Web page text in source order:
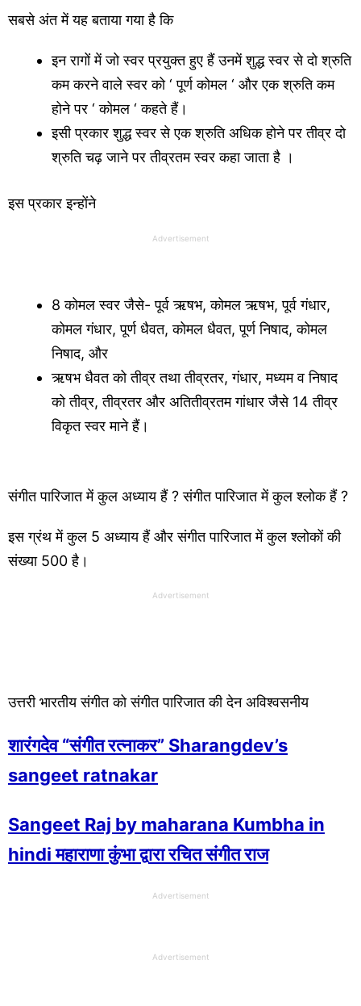
सबसे अंत में यह बताया गया है कि
इन रागों में जो स्वर प्रयुक्त हुए हैं उनमें शुद्ध स्वर से दो श्रुति
कम करने वाले स्वर को ‘ पूर्ण कोमल ‘ और एक श्रुति कम
होने पर ‘ कोमल ‘ कहते हैं।
इसी प्रकार शुद्ध स्वर से एक श्रुति अधिक होने पर तीव्र दो
श्रुति चढ़ जाने पर तीव्रतम स्वर कहा जाता है ।
इस प्रकार इन्होंने
Advertisement
8 कोमल स्वर जैसे- पूर्व ऋषभ, कोमल ऋषभ, पूर्व गंधार,
कोमल गंधार, पूर्ण धैवत, कोमल धैवत, पूर्ण निषाद, कोमल
निषाद, और
ऋषभ धैवत को तीव्र तथा तीव्रतर, गंधार, मध्यम व निषाद
को तीव्र, तीव्रतर और अतितीव्रतम गांधार जैसे 14 तीव्र
विकृत स्वर माने हैं।
संगीत पारिजात में कुल अध्याय हैं ? संगीत पारिजात में कुल श्लोक हैं ?
इस ग्रंथ में कुल 5 अध्याय हैं और संगीत पारिजात में कुल श्लोकों की
संख्या 500 है।
Advertisement
उत्तरी भारतीय संगीत को संगीत पारिजात की देन अविश्वसनीय
शारंगदेव “संगीत रत्नाकर” Sharangdev’s
sangeet ratnakar
Sangeet Raj by maharana Kumbha in
hindi महाराणा कुंभा द्वारा रचित संगीत राज
Advertisement
Advertisement